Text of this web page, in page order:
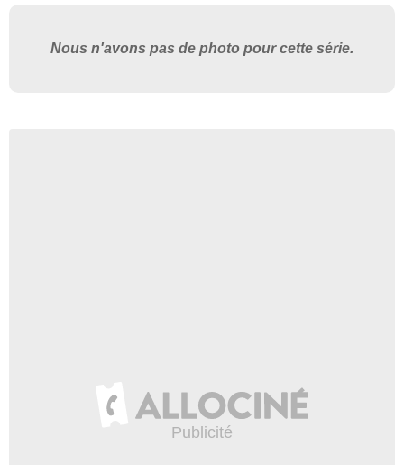
Nous n'avons pas de photo pour cette série.